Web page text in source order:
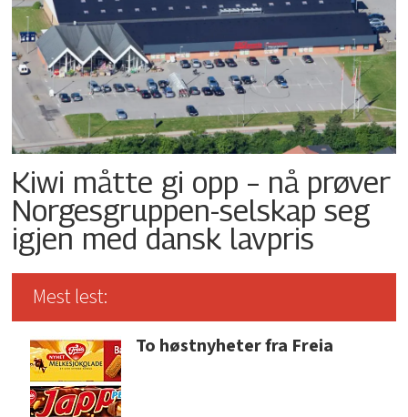
Kiwi måtte gi opp – nå prøver
Norgesgruppen-selskap seg
igjen med dansk lavpris
Mest lest:
To høstnyheter fra Freia